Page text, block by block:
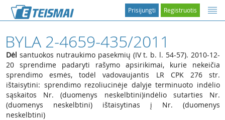
Registruotis
Prisijungti
BYLA 2-4659-435/2011
Dėl santuokos nutraukimo pasekmių (IV t. b. l. 54-57). 2010-12-
20 sprendime padaryti rašymo apsirikimai, kurie nekeičia
sprendimo esmės, todėl vadovaujantis LR CPK 276 str.
ištaisytini: sprendimo rezoliucinėje dalyje terminuoto indėlio
sąskaitos Nr. (duomenys neskelbtini)indėlio sutarties Nr.
(duomenys neskelbtini) ištaisytinas į Nr. (duomenys
neskelbtini)